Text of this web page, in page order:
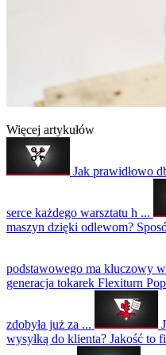
Więcej artykułów
Jak prawidłowo
serce każdego warsztatu h ...
maszyn dzięki odlewom?
podstawowego ma kluczowy
generacja tokarek Flexiturn
zdobyła już za ...
wysyłką do klienta? Jakość to